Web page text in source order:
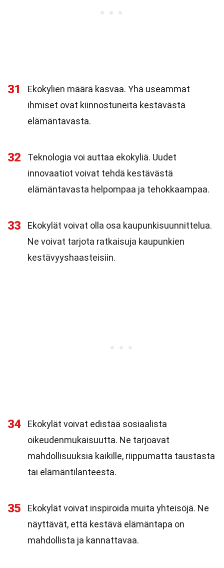
31
Ekokylien määrä kasvaa. Yhä useammat
ihmiset ovat kiinnostuneita kestävästä
elämäntavasta.
32
Teknologia voi auttaa ekokyliä. Uudet
innovaatiot voivat tehdä kestävästä
elämäntavasta helpompaa ja tehokkaampaa.
33
Ekokylät voivat olla osa kaupunkisuunnittelua.
Ne voivat tarjota ratkaisuja kaupunkien
kestävyyshaasteisiin.
34
Ekokylät voivat edistää sosiaalista
oikeudenmukaisuutta. Ne tarjoavat
mahdollisuuksia kaikille, riippumatta taustasta
tai elämäntilanteesta.
35
Ekokylät voivat inspiroida muita yhteisöjä. Ne
näyttävät, että kestävä elämäntapa on
mahdollista ja kannattavaa.